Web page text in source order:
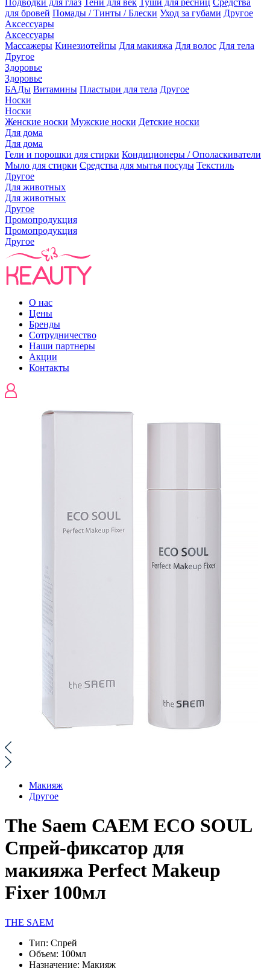
Подводки для глаз Тени для век Туши для ресниц Средства
для бровей Помады / Тинты / Блески Уход за губами Другое
Аксессуары
Аксессуары
Массажеры Кинезиотейпы Для макияжа Для волос Для тела
Другое
Здоровье
Здоровье
БАДы Витамины Пластыри для тела Другое
Носки
Носки
Женские носки Мужские носки Детские носки
Для дома
Для дома
Гели и порошки для стирки Кондиционеры / Ополаскиватели
Мыло для стирки Средства для мытья посуды Текстиль
Другое
Для животных
Для животных
Другое
Промопродукция
Промопродукция
Другое
О нас
Цены
Бренды
Сотрудничество
Наши партнеры
Акции
Контакты
Макияж
Другое
The Saem САЕМ ECO SOUL
Спрей-фиксатор для
макияжа Perfect Makeup
Fixer 100мл
THE SAEM
Тип: Спрей
Объем: 100мл
Назначение: Макияж